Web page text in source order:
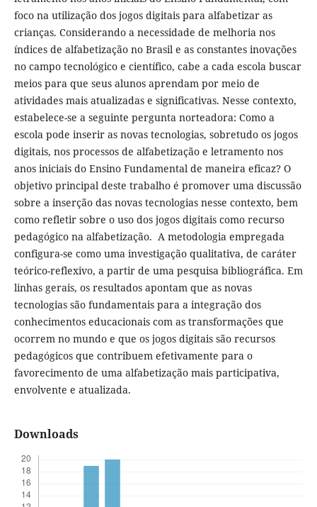
foco na utilização dos jogos digitais para alfabetizar as
crianças. Considerando a necessidade de melhoria nos
índices de alfabetização no Brasil e as constantes inovações
no campo tecnológico e científico, cabe a cada escola buscar
meios para que seus alunos aprendam por meio de
atividades mais atualizadas e significativas. Nesse contexto,
estabelece-se a seguinte pergunta norteadora: Como a
escola pode inserir as novas tecnologias, sobretudo os jogos
digitais, nos processos de alfabetização e letramento nos
anos iniciais do Ensino Fundamental de maneira eficaz? O
objetivo principal deste trabalho é promover uma discussão
sobre a inserção das novas tecnologias nesse contexto, bem
como refletir sobre o uso dos jogos digitais como recurso
pedagógico na alfabetização. A metodologia empregada
configura-se como uma investigação qualitativa, de caráter
teórico-reflexivo, a partir de uma pesquisa bibliográfica. Em
linhas gerais, os resultados apontam que as novas
tecnologias são fundamentais para a integração dos
conhecimentos educacionais com as transformações que
ocorrem no mundo e que os jogos digitais são recursos
pedagógicos que contribuem efetivamente para o
favorecimento de uma alfabetização mais participativa,
envolvente e atualizada.
Downloads